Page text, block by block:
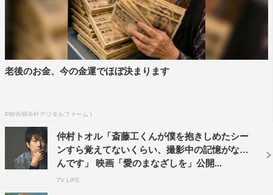
芝居でした。だいぶ大きくなったんではないでしょう
か？」とコメント。そんな藤原からサインをもらったとい
う仲村は、その理由を聞かれ、「将来価値が出ると思っ
て」と答え、会場は爆笑の渦に包まれた。
くような感じで書いていただけたら、検索して読ませてい
ただこうと思います」と満席の観客にメッセージを送っ
老後のお金、今の金運でほぼ決まります
PR(合同会社デジタルファーム )
仲村トオル「斎藤工くんが僕を抱きしめたシー
ンすら覚えてないくらい、撮影中の記憶がない
んです」 映画「愛のまなざしを」公開...
TV LIFE